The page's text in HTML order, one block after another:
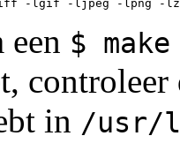
een $
controleer
in /usr/